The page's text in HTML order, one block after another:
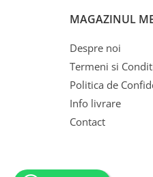
MAGAZINUL
Despre noi
Termeni si
Politica de
Info livrare
Contact